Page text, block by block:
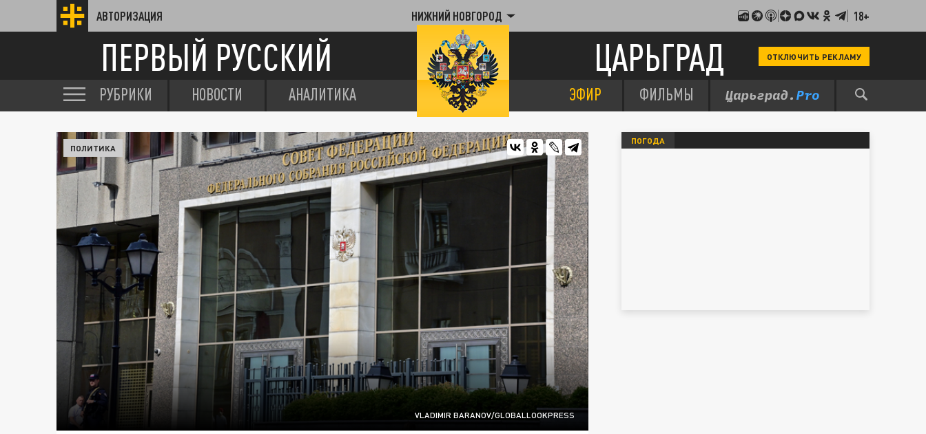
АВТОРИЗАЦИЯ НИЖНИЙ НОВГОРОД 18+
ПЕРВЫЙ РУССКИЙ ЦАРЬГРАД ОТКЛЮЧИТЬ РЕКЛАМУ
РУБРИКИ НОВОСТИ АНАЛИТИКА ЭФИР ФИЛЬМЫ
VLADIMIR BARANOV/GLOBALLOOKPRESS
ПОЛИТИКА
ПОГОДА